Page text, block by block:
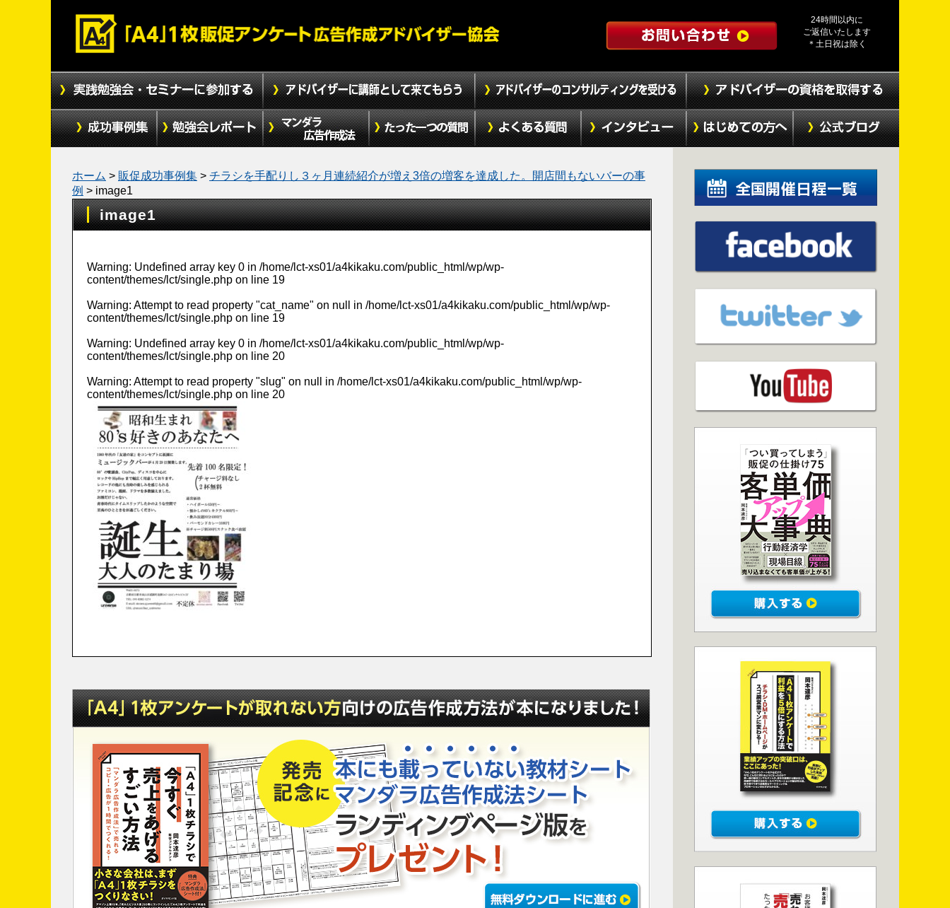
24時間以内に
ご返信いたします
＊土日祝は除く
ホーム > 販促成功事例集 > チラシを手配りし３ヶ月連続紹介が増え3倍の増客を達成した。開店間もないバーの事
例 > image1
image1
Warning: Undefined array key 0 in /home/lct-xs01/a4kikaku.com/public_html/wp/wp-
content/themes/lct/single.php on line 19
Warning: Attempt to read property "cat_name" on null in /home/lct-xs01/a4kikaku.com/public_html/wp/wp-
content/themes/lct/single.php on line 19
Warning: Undefined array key 0 in /home/lct-xs01/a4kikaku.com/public_html/wp/wp-
content/themes/lct/single.php on line 20
Warning: Attempt to read property "slug" on null in /home/lct-xs01/a4kikaku.com/public_html/wp/wp-
content/themes/lct/single.php on line 20